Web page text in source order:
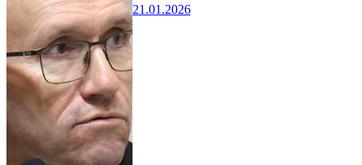
21.01.2026